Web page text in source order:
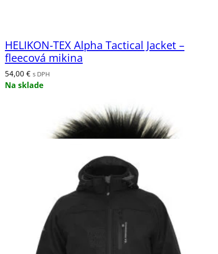
HELIKON-TEX Alpha Tactical Jacket –
fleecová mikina
54,00 € s DPH
Na sklade
TAC MAVEN ELK FLEECE JACKET bunda
Na sklade (dostupné na objednávku)